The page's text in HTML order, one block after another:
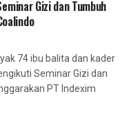
Gizi dan Tumbuh
74 ibu balita dan kader
Seminar Gizi dan
PT Indexim